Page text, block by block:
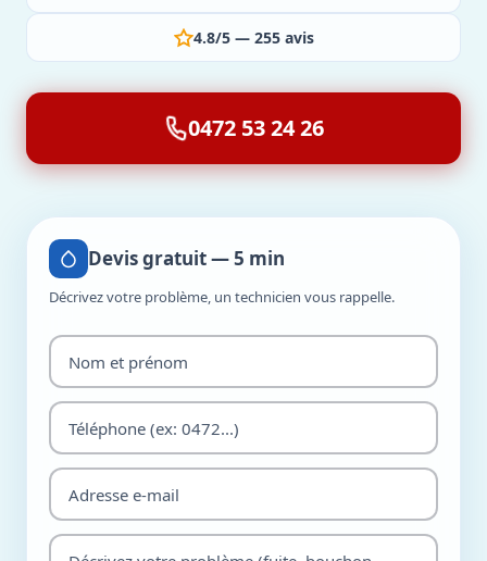
4.8/5 — 255 avis
0472 53 24 26
Devis gratuit — 5 min
Décrivez votre problème, un technicien vous rappelle.